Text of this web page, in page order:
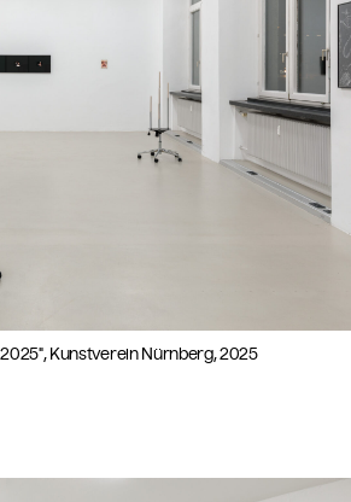
Kunstverein Nürnberg, 2025